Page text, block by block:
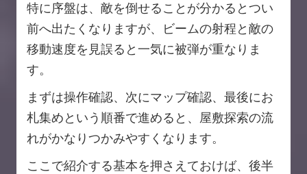
特に序盤は、敵を倒せることが分かるとつい
前へ出たくなりますが、ビームの射程と敵の
移動速度を見誤ると一気に被弾が重なりま
す。
まずは操作確認、次にマップ確認、最後にお
札集めという順番で進めると、屋敷探索の流
れがかなりつかみやすくなります。
ここで紹介する基本を押さえておけば、後半